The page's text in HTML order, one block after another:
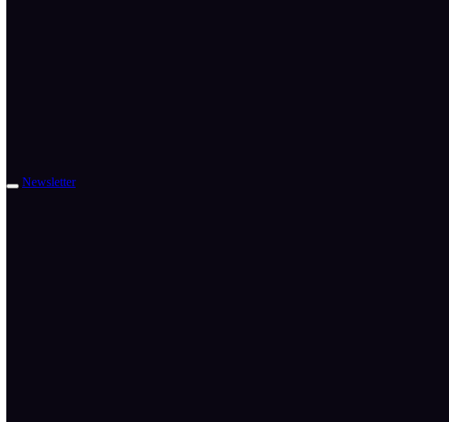
Newsletter